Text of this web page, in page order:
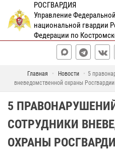
РОСГВАРДИЯ
Управление
национальной гвардии
Федерации по
Главная Новости
5
вневедомственной охраны
5
СОТРУДНИКИ
ОХРАНЫ